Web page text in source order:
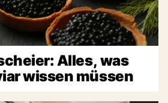
Alles, was
wissen müssen